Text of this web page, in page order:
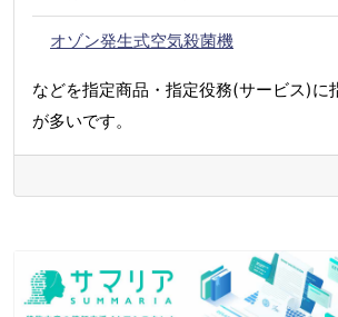
オゾン発生式空気殺菌機
などを指定商品・指定役務(サービス)に
が多いです。